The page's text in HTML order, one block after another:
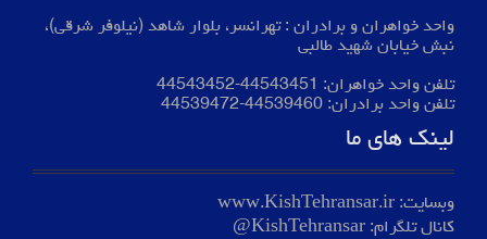
واحد خواهران و برادران : تهرانسر، بلوار شاهد (نیلوفر شرقی)،
نبش خیابان شهید طالبی
تلفن واحد خواهران: 44543451
-
44543452
تلفن واحد برادران: 44539460
-
44539472
لینک های ما
وبسایت: www.KishTehransar.ir
کانال تلگرام: KishTehransar@